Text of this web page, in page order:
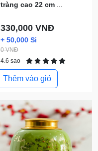
tràng cao 22 cm
330,000 VNĐ
+ 50,000 Si
0 VNĐ
4.6 sao
Thêm vào giỏ